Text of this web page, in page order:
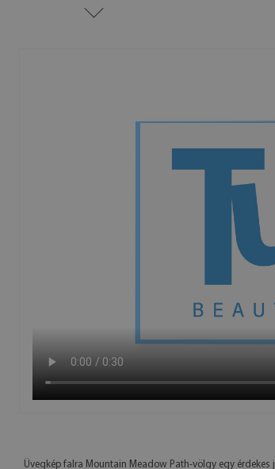
Üvegkép falra Mountain Meadow Path-völgy egy